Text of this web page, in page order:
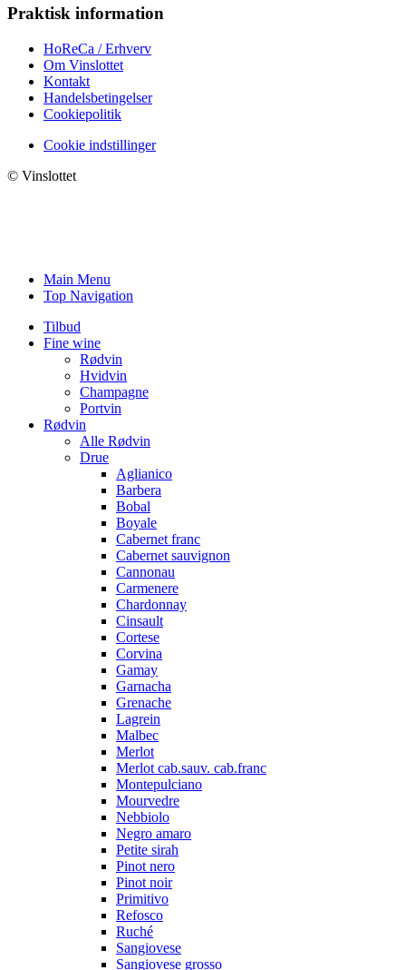
Praktisk information
HoReCa / Erhverv
Om Vinslottet
Kontakt
Handelsbetingelser
Cookiepolitik
Cookie indstillinger
© Vinslottet
Main Menu
Top Navigation
Tilbud
Fine wine
Rødvin
Hvidvin
Champagne
Portvin
Rødvin
Alle Rødvin
Drue
Aglianico
Barbera
Bobal
Boyale
Cabernet franc
Cabernet sauvignon
Cannonau
Carmenere
Chardonnay
Cinsault
Cortese
Corvina
Gamay
Garnacha
Grenache
Lagrein
Malbec
Merlot
Merlot cab.sauv. cab.franc
Montepulciano
Mourvedre
Nebbiolo
Negro amaro
Petite sirah
Pinot nero
Pinot noir
Primitivo
Refosco
Ruché
Sangiovese
Sangiovese grosso